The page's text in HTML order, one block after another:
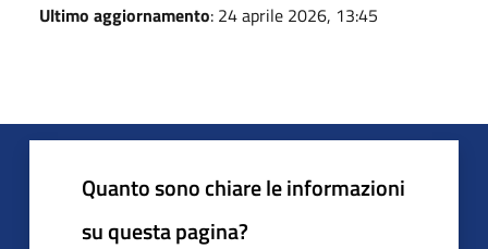
Ultimo aggiornamento: 24 aprile 2026, 13:45
Quanto sono chiare le informazioni
su questa pagina?